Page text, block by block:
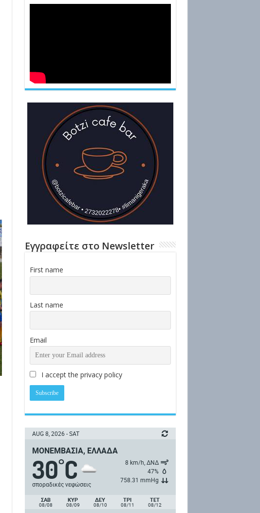
Εγγραφείτε στο Newsletter
First name
Last name
Email
I accept the privacy policy
AUG 8, 2026 - SAT
ΜΟΝΕΜΒΑΣΙΆ, ΕΛΛΆΔΑ
30°C
σποραδικές νεφώσεις
8 km/h, ΔΝΔ
47%
758.31 mmHg
ΣΑΒ
08/08
ΚΥΡ
08/09
ΔΕΥ
08/10
ΤΡΙ
08/11
ΤΕΤ
08/12